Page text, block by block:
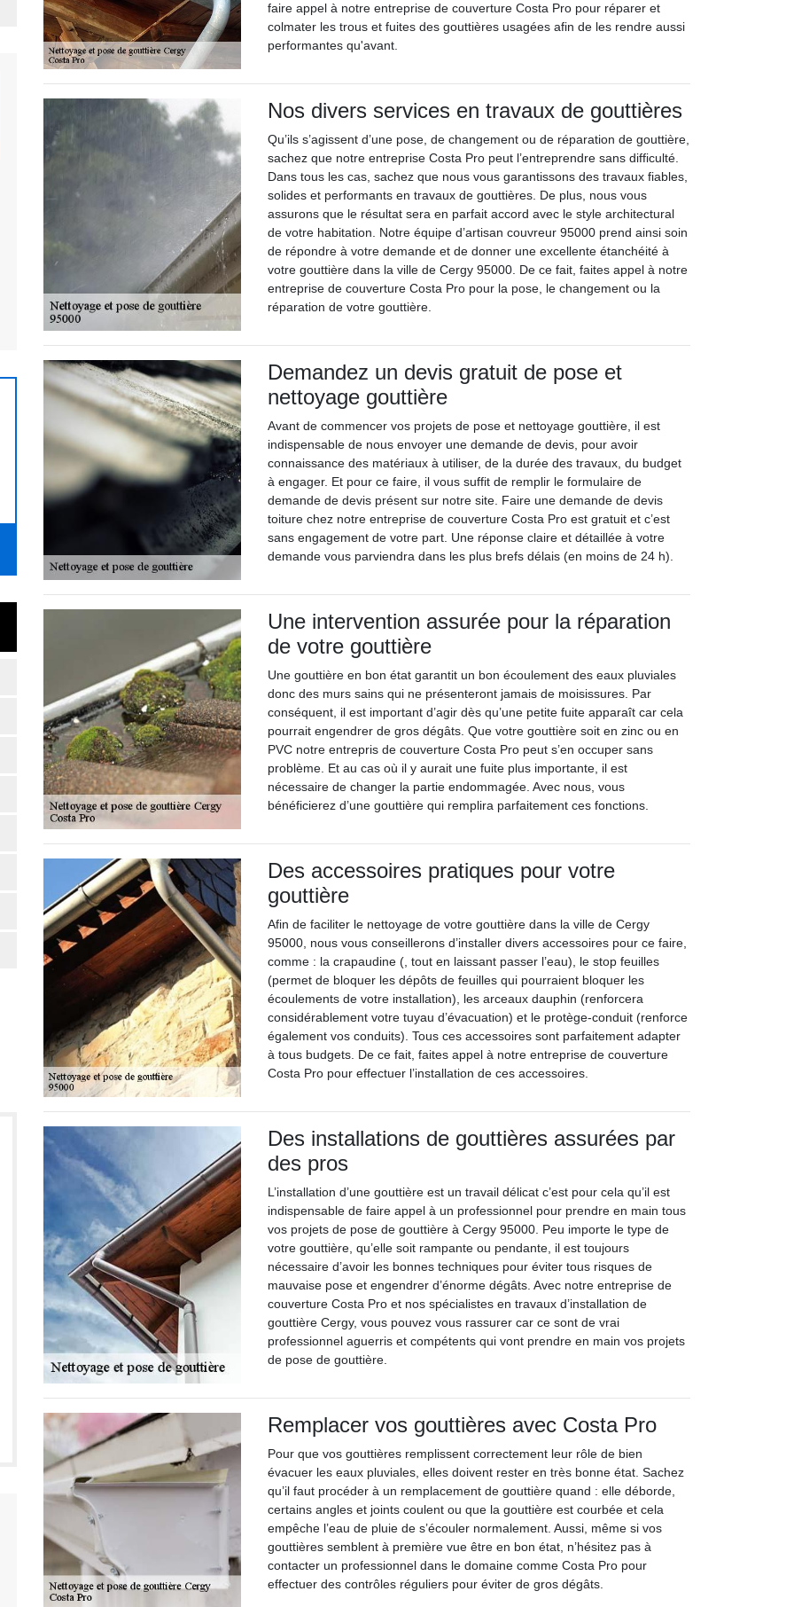
faire appel à notre entreprise de couverture Costa Pro pour réparer et
colmater les trous et fuites des gouttières usagées afin de les rendre aussi
performantes qu'avant.
Nos divers services en travaux de gouttières
Qu’ils s’agissent d’une pose, de changement ou de réparation de gouttière,
sachez que notre entreprise Costa Pro peut l’entreprendre sans difficulté.
Dans tous les cas, sachez que nous vous garantissons des travaux fiables,
solides et performants en travaux de gouttières. De plus, nous vous
assurons que le résultat sera en parfait accord avec le style architectural
de votre habitation. Notre équipe d’artisan couvreur 95000 prend ainsi soin
de répondre à votre demande et de donner une excellente étanchéité à
votre gouttière dans la ville de Cergy 95000. De ce fait, faites appel à notre
entreprise de couverture Costa Pro pour la pose, le changement ou la
réparation de votre gouttière.
Demandez un devis gratuit de pose et
nettoyage gouttière
Avant de commencer vos projets de pose et nettoyage gouttière, il est
indispensable de nous envoyer une demande de devis, pour avoir
connaissance des matériaux à utiliser, de la durée des travaux, du budget
à engager. Et pour ce faire, il vous suffit de remplir le formulaire de
demande de devis présent sur notre site. Faire une demande de devis
toiture chez notre entreprise de couverture Costa Pro est gratuit et c’est
sans engagement de votre part. Une réponse claire et détaillée à votre
demande vous parviendra dans les plus brefs délais (en moins de 24 h).
Une intervention assurée pour la réparation
de votre gouttière
Une gouttière en bon état garantit un bon écoulement des eaux pluviales
donc des murs sains qui ne présenteront jamais de moisissures. Par
conséquent, il est important d’agir dès qu’une petite fuite apparaît car cela
pourrait engendrer de gros dégâts. Que votre gouttière soit en zinc ou en
PVC notre entrepris de couverture Costa Pro peut s’en occuper sans
problème. Et au cas où il y aurait une fuite plus importante, il est
nécessaire de changer la partie endommagée. Avec nous, vous
bénéficierez d’une gouttière qui remplira parfaitement ces fonctions.
Des accessoires pratiques pour votre
gouttière
Afin de faciliter le nettoyage de votre gouttière dans la ville de Cergy
95000, nous vous conseillerons d’installer divers accessoires pour ce faire,
comme : la crapaudine (, tout en laissant passer l’eau), le stop feuilles
(permet de bloquer les dépôts de feuilles qui pourraient bloquer les
écoulements de votre installation), les arceaux dauphin (renforcera
considérablement votre tuyau d’évacuation) et le protège-conduit (renforce
également vos conduits). Tous ces accessoires sont parfaitement adapter
à tous budgets. De ce fait, faites appel à notre entreprise de couverture
Costa Pro pour effectuer l’installation de ces accessoires.
Des installations de gouttières assurées par
des pros
L’installation d’une gouttière est un travail délicat c’est pour cela qu’il est
indispensable de faire appel à un professionnel pour prendre en main tous
vos projets de pose de gouttière à Cergy 95000. Peu importe le type de
votre gouttière, qu’elle soit rampante ou pendante, il est toujours
nécessaire d’avoir les bonnes techniques pour éviter tous risques de
mauvaise pose et engendrer d’énorme dégâts. Avec notre entreprise de
couverture Costa Pro et nos spécialistes en travaux d’installation de
gouttière Cergy, vous pouvez vous rassurer car ce sont de vrai
professionnel aguerris et compétents qui vont prendre en main vos projets
de pose de gouttière.
Remplacer vos gouttières avec Costa Pro
Pour que vos gouttières remplissent correctement leur rôle de bien
évacuer les eaux pluviales, elles doivent rester en très bonne état. Sachez
qu’il faut procéder à un remplacement de gouttière quand : elle déborde,
certains angles et joints coulent ou que la gouttière est courbée et cela
empêche l’eau de pluie de s’écouler normalement. Aussi, même si vos
gouttières semblent à première vue être en bon état, n’hésitez pas à
contacter un professionnel dans le domaine comme Costa Pro pour
effectuer des contrôles réguliers pour éviter de gros dégâts.